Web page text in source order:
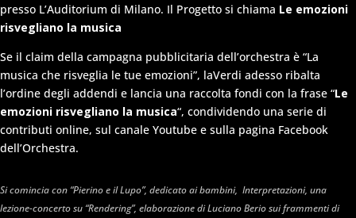
presso L’Auditorium di Milano. Il Progetto si chiama Le emozioni
risvegliano la musica
Se il claim della campagna pubblicitaria dell’orchestra è “La
musica che risveglia le tue emozioni”, laVerdi adesso ribalta
l’ordine degli addendi e lancia una raccolta fondi con la frase “Le
emozioni risvegliano la musica“, condividendo una serie di
contributi online, sul canale Youtube e sulla pagina Facebook
dell’Orchestra.
Si comincia con “Pierino e il Lupo”, dedicato ai bambini, Interpretazioni, una
lezione-concerto su “Rendering”, elaborazione di Luciano Berio sui frammenti di